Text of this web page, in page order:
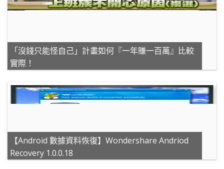
「沒錢只能怪自己」計畫如何『一年賺一百萬』比較
實際！
【Android 數據資料恢復】Wondershare Andriod
Recovery 1.0.0.18